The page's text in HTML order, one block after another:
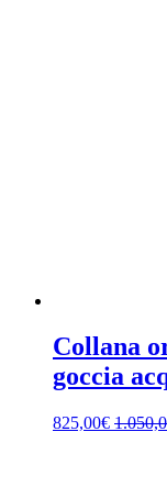
Collana
goccia
825,00€